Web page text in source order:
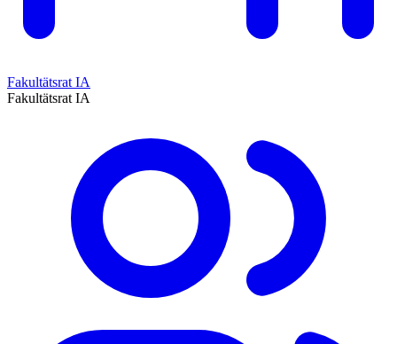
Fakultätsrat IA
Fakultätsrat IA